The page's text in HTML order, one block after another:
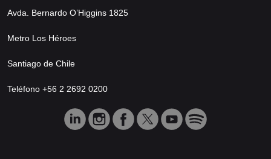
Avda. Bernardo O’Higgins 1825
Metro Los Héroes
Santiago de Chile
Teléfono +56 2 2692 0200